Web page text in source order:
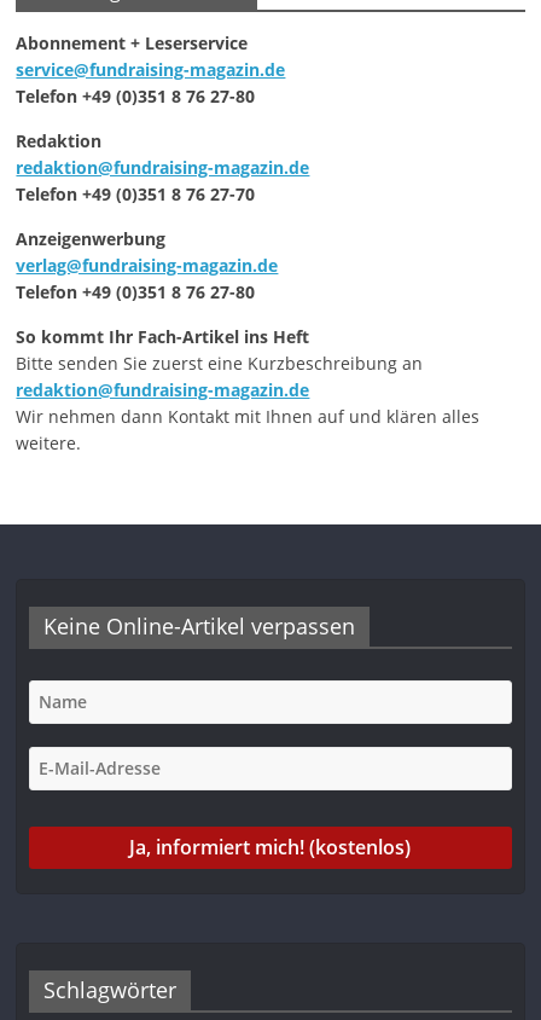
Abonnement + Leserservice
service@fundraising-magazin.de
Telefon +49 (0)351 8 76 27-80
Redaktion
redaktion@fundraising-magazin.de
Telefon +49 (0)351 8 76 27-70
Anzeigenwerbung
verlag@fundraising-magazin.de
Telefon +49 (0)351 8 76 27-80
So kommt Ihr Fach-Artikel ins Heft
Bitte senden Sie zuerst eine Kurzbeschreibung an
redaktion@fundraising-magazin.de
Wir nehmen dann Kontakt mit Ihnen auf und klären alles
weitere.
Keine Online-Artikel verpassen
Schlagwörter